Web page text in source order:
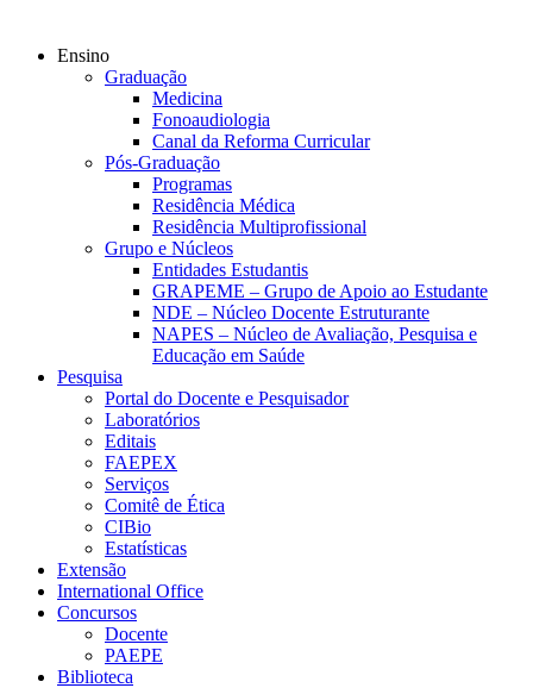
Ensino
Graduação
Medicina
Fonoaudiologia
Canal da Reforma Curricular
Pós-Graduação
Programas
Residência Médica
Residência Multiprofissional
Grupo e Núcleos
Entidades Estudantis
GRAPEME – Grupo de Apoio ao Estudante
NDE – Núcleo Docente Estruturante
NAPES – Núcleo de Avaliação, Pesquisa e
Educação em Saúde
Pesquisa
Portal do Docente e Pesquisador
Laboratórios
Editais
FAEPEX
Serviços
Comitê de Ética
CIBio
Estatísticas
Extensão
International Office
Concursos
Docente
PAEPE
Biblioteca